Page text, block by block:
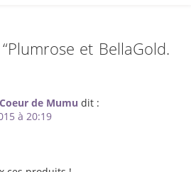
Plumrose et BellaGold.
de Mumu dit :
à 20:19